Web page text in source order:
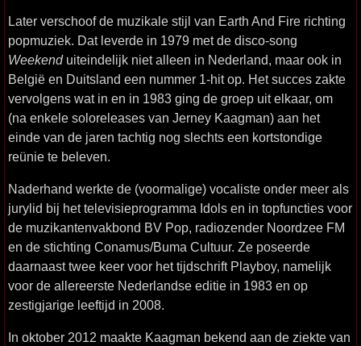
Later verschoof de muzikale stijl van Earth And Fire richting
popmuziek. Dat leverde in 1979 met de disco-song
Weekenduiteindelijk niet alleen in Nederland, maar ook in
België en Duitsland een nummer 1-hit op. Het succes zakte
vervolgens wat in en in 1983 ging de groep uit elkaar, om
(na enkele soloreleases van Jerney Kaagman) aan het
einde van de jaren tachtig nog slechts een kortstondige
reünie te beleven.
Naderhand werkte de (voormalige) vocaliste onder meer als
jurylid bij het televisieprogramma Idols en in topfuncties voor
de muzikantenvakbond BV Pop, radiozender Noordzee FM
en de stichting Conamus/Buma Cultuur. Ze poseerde
daarnaast twee keer voor het tijdschrift Playboy, namelijk
voor de allereerste Nederlandse editie in 1983 en op
zestigjarige leeftijd in 2008.
In oktober 2012 maakte Kaagman bekend aan de ziekte van